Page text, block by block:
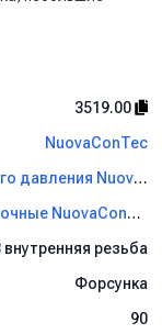
3519.00
NuovaConTec
Аксессуары для моек высокого давления NuovaConTec
Форсунки каналопромывочные NuovaConTec
внутренняя резьба
Форсунка
90